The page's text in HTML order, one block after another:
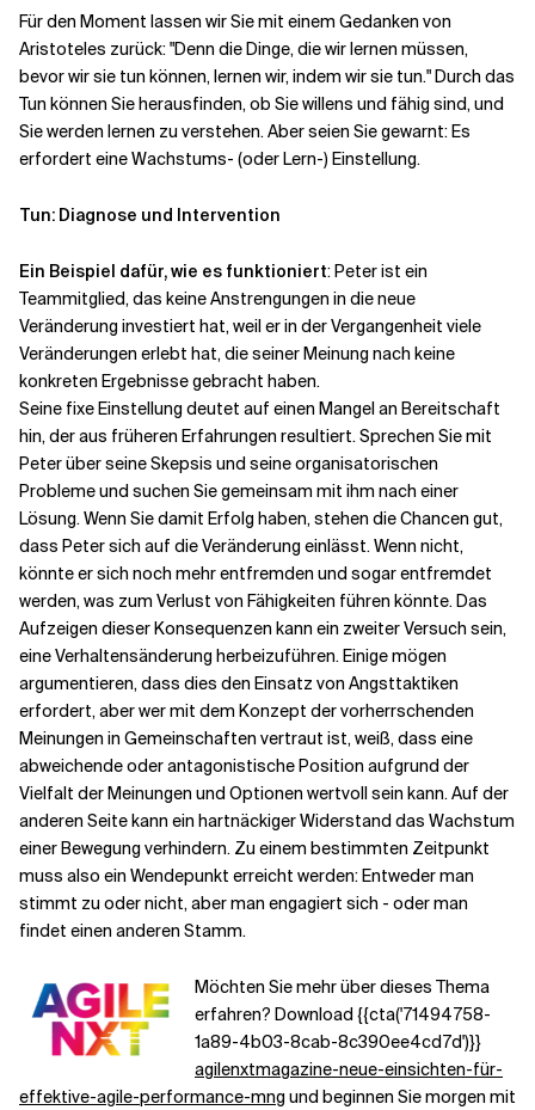
Für den Moment lassen wir Sie mit einem Gedanken von
Aristoteles zurück: "Denn die Dinge, die wir lernen müssen,
bevor wir sie tun können, lernen wir, indem wir sie tun." Durch das
Tun können Sie herausfinden, ob Sie willens und fähig sind, und
Sie werden lernen zu verstehen. Aber seien Sie gewarnt: Es
erfordert eine Wachstums- (oder Lern-) Einstellung.
Tun: Diagnose und Intervention
Ein Beispiel dafür, wie es funktioniert: Peter ist ein
Teammitglied, das keine Anstrengungen in die neue
Veränderung investiert hat, weil er in der Vergangenheit viele
Veränderungen erlebt hat, die seiner Meinung nach keine
konkreten Ergebnisse gebracht haben.
Seine fixe Einstellung deutet auf einen Mangel an Bereitschaft
hin, der aus früheren Erfahrungen resultiert. Sprechen Sie mit
Peter über seine Skepsis und seine organisatorischen
Probleme und suchen Sie gemeinsam mit ihm nach einer
Lösung. Wenn Sie damit Erfolg haben, stehen die Chancen gut,
dass Peter sich auf die Veränderung einlässt. Wenn nicht,
könnte er sich noch mehr entfremden und sogar entfremdet
werden, was zum Verlust von Fähigkeiten führen könnte. Das
Aufzeigen dieser Konsequenzen kann ein zweiter Versuch sein,
eine Verhaltensänderung herbeizuführen. Einige mögen
argumentieren, dass dies den Einsatz von Angsttaktiken
erfordert, aber wer mit dem Konzept der vorherrschenden
Meinungen in Gemeinschaften vertraut ist, weiß, dass eine
abweichende oder antagonistische Position aufgrund der
Vielfalt der Meinungen und Optionen wertvoll sein kann. Auf der
anderen Seite kann ein hartnäckiger Widerstand das Wachstum
einer Bewegung verhindern. Zu einem bestimmten Zeitpunkt
muss also ein Wendepunkt erreicht werden: Entweder man
stimmt zu oder nicht, aber man engagiert sich - oder man
findet einen anderen Stamm.
Möchten Sie mehr über dieses Thema
erfahren? Download {{cta('71494758-
1a89-4b03-8cab-8c390ee4cd7d')}}
agilenxtmagazine-neue-einsichten-für-
effektive-agile-performance-mng und beginnen Sie morgen mit